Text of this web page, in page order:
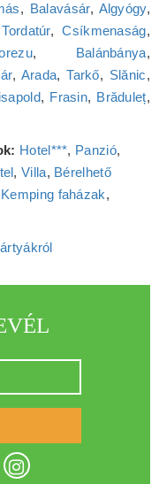
, Balavásár, Algyógy,
Tordatúr,Csíkmenaság,
, Balánbánya,
, Arada,Tarkő, Slănic,
, Frasin, Brăduleț,
Hotel***, Panzió,
,Villa, Bérelhető
Kemping faházak,